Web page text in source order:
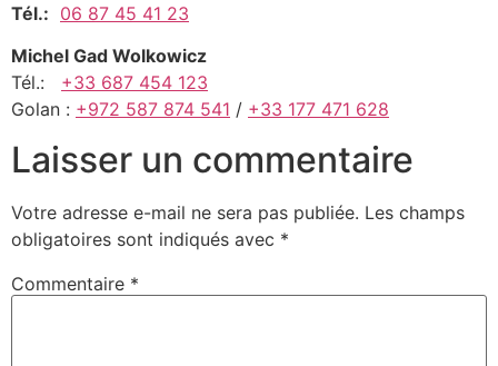
Tél.: 06 87 45 41 23
Michel Gad Wolkowicz
Tél.: +33 687 454 123
Golan : +972 587 874 541 / +33 177 471 628
Laisser un commentaire
Votre adresse e-mail ne sera pas publiée. Les champs
obligatoires sont indiqués avec *
Commentaire *